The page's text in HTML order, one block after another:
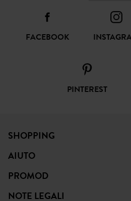
FACEBOOK
PINTEREST
SHOPPING
AIUTO
PROMOD
NOTE LEGALI